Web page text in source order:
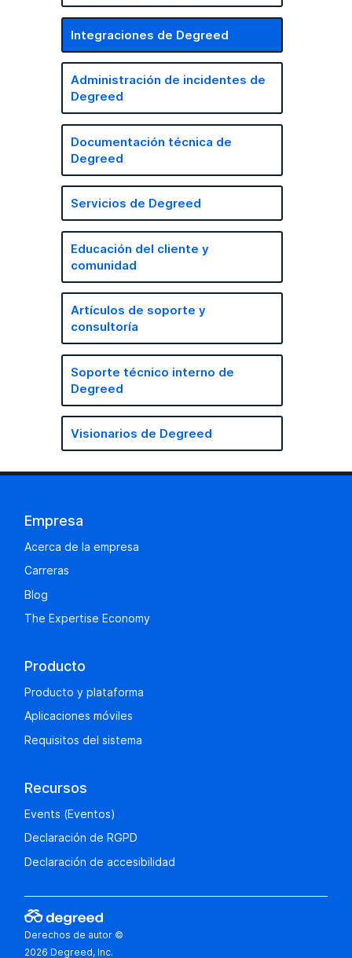
Integraciones de Degreed
Administración de incidentes de
Degreed
Documentación técnica de
Degreed
Servicios de Degreed
Educación del cliente y
comunidad
Artículos de soporte y
consultoría
Soporte técnico interno de
Degreed
Visionarios de Degreed
Empresa
Acerca de la empresa
Carreras
Blog
The Expertise Economy
Producto
Producto y plataforma
Aplicaciones móviles
Requisitos del sistema
Recursos
Events (Eventos)
Declaración de RGPD
Declaración de accesibilidad
Derechos de autor ©
2026 Degreed, Inc.